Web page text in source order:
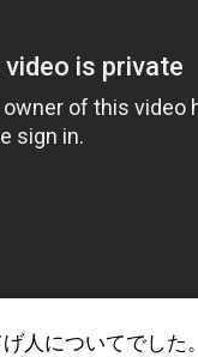
人についてでした。